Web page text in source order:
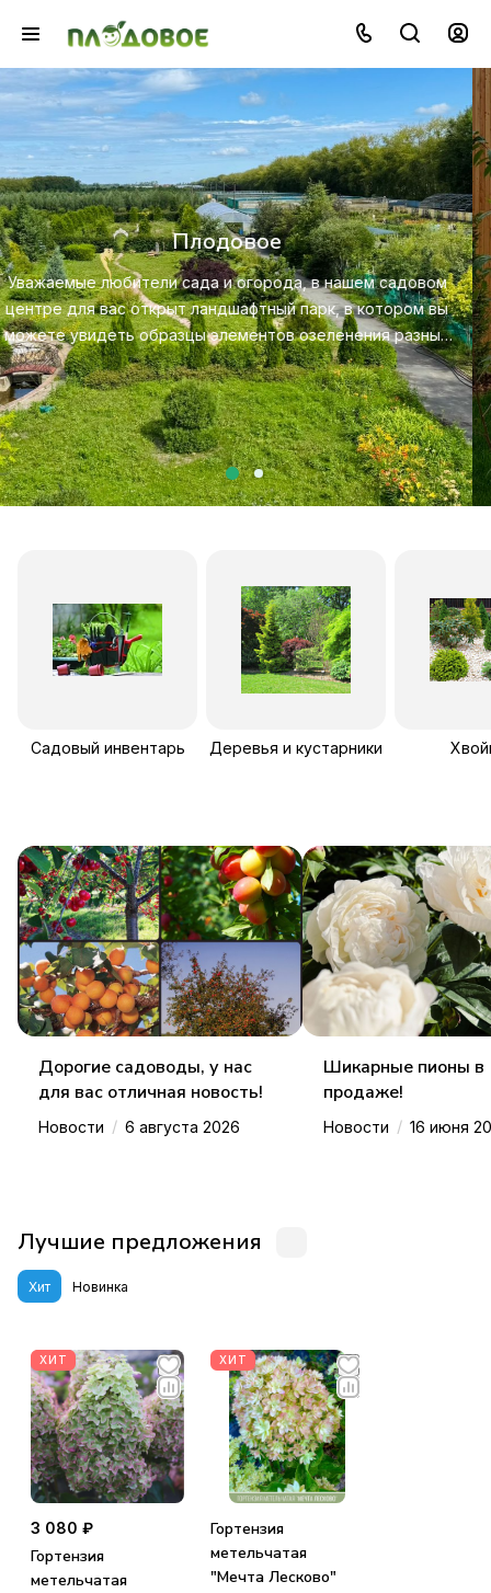
Озеленение
Создайте красивую и экологичную среду с помощью
профессионального ландшафтного дизайна, посадки и
ухода за растениями.
Посмотреть услугу
Садовый инвентарь Деревья и кустарники
Дорогие садоводы, у нас
для вас отличная новость!
Новости / 6 августа 2026
Шикарные пионы в
продаже!
Новости / 16 июня
Лучшие предложения
Хит Новинка
ХИТ
3 080 ₽
Гортензия
метельчатая
ХИТ
Гортензия
метельчатая
"Мечта Лесково"